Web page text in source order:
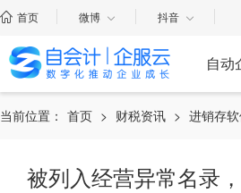
首页 微博 抖音
自动
当前位置： 首页 > 财税资讯 > 进销存
被列入经营异常名录